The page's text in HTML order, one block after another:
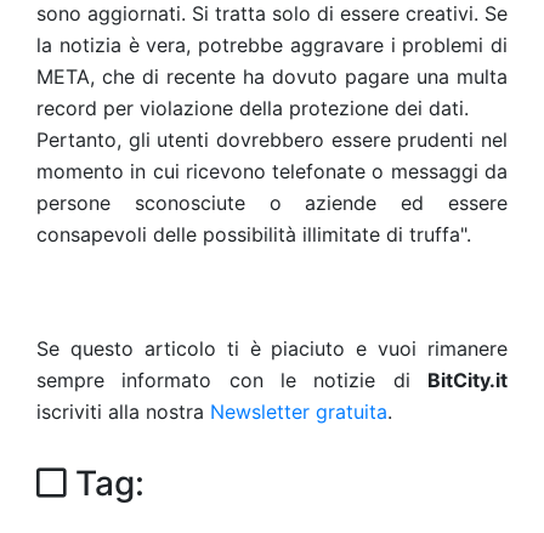
sono aggiornati. Si tratta solo di essere creativi. Se
la notizia è vera, potrebbe aggravare i problemi di
META, che di recente ha dovuto pagare una multa
record per violazione della protezione dei dati.
Pertanto, gli utenti dovrebbero essere prudenti nel
momento in cui ricevono telefonate o messaggi da
persone sconosciute o aziende ed essere
consapevoli delle possibilità illimitate di truffa".
Se questo articolo ti è piaciuto e vuoi rimanere
sempre informato con le notizie di BitCity.it
iscriviti alla nostra Newsletter gratuita.
Tag: